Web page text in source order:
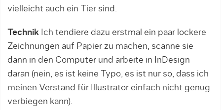
vielleicht auch ein Tier sind.
Technik Ich tendiere dazu erstmal ein paar lockere
Zeichnungen auf Papier zu machen, scanne sie
dann in den Computer und arbeite in InDesign
daran (nein, es ist keine Typo, es ist nur so, dass ich
meinen Verstand für Illustrator einfach nicht genug
verbiegen kann).